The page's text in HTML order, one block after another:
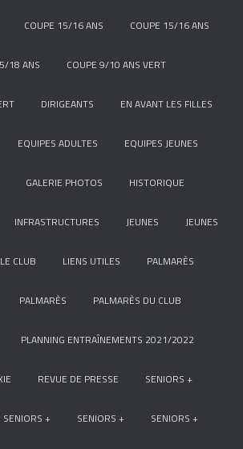
COUPE 15/16 ANS COUPE 15/16 ANS
18 ANS COUPE 9/10 ANS VERT
DIRIGEANTS EN AVANT LES FILLES
EQUIPES ADULTES EQUIPES JEUNES
GALERIE PHOTOS HISTORIQUE
INFRASTRUCTURES JEUNES JEUNES
LE CLUB LIENS UTILES PALMARÈS
PALMARÈS PALMARÈS DU CLUB
PLANNING ENTRAÎNEMENTS 2021/2022
REVUE DE PRESSE SENIORS +
SENIORS + SENIORS + SENIORS +